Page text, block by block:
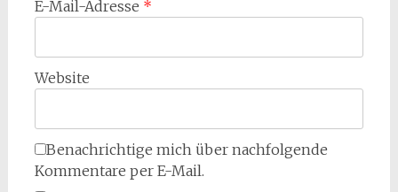
E-Mail-Adresse *
Website
Benachrichtige mich über nachfolgende
Kommentare per E-Mail.